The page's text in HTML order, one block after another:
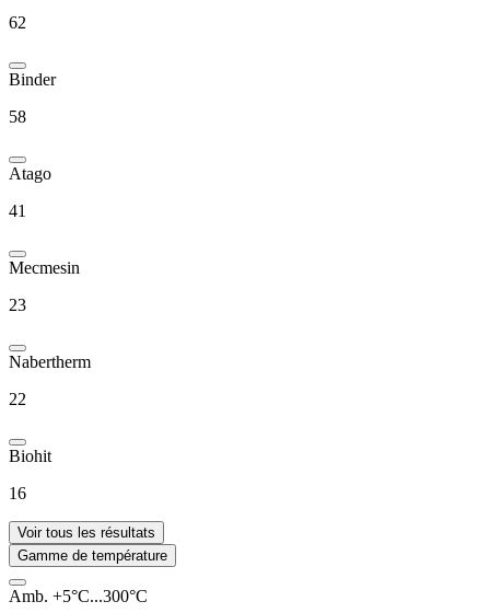
62
Binder
58
Atago
41
Mecmesin
23
Nabertherm
22
Biohit
16
Voir tous les résultats
Gamme de température
Amb. +5°C...300°C